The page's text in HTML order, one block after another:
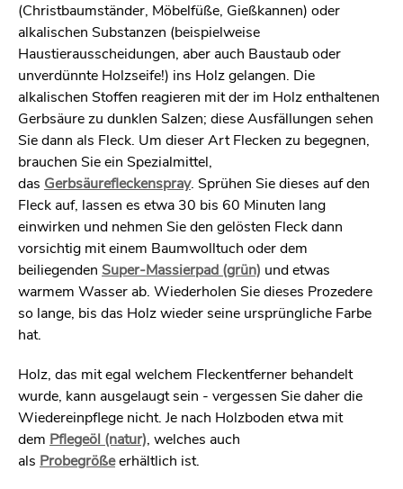
(Christbaumständer, Möbelfüße, Gießkannen) oder
alkalischen Substanzen (beispielweise
Haustierausscheidungen, aber auch Baustaub oder
unverdünnte Holzseife!) ins Holz gelangen. Die
alkalischen Stoffen reagieren mit der im Holz enthaltenen
Gerbsäure zu dunklen Salzen; diese Ausfällungen sehen
Sie dann als Fleck. Um dieser Art Flecken zu begegnen,
brauchen Sie ein Spezialmittel,
das Gerbsäurefleckenspray. Sprühen Sie dieses auf den
Fleck auf, lassen es etwa 30 bis 60 Minuten lang
einwirken und nehmen Sie den gelösten Fleck dann
vorsichtig mit einem Baumwolltuch oder dem
beiliegenden Super-Massierpad (grün) und etwas
warmem Wasser ab. Wiederholen Sie dieses Prozedere
so lange, bis das Holz wieder seine ursprüngliche Farbe
hat.
Holz, das mit egal welchem Fleckentferner behandelt
wurde, kann ausgelaugt sein - vergessen Sie daher die
Wiedereinpflege nicht. Je nach Holzboden etwa mit
dem Pflegeöl (natur), welches auch
als Probegrößeerhältlich ist.